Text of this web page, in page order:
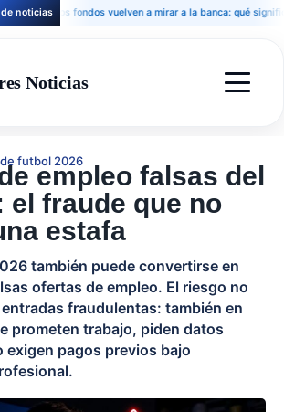
noticias
Los fondos vuelven a mirar a la banca: qué significa
Noticias
futbol 2026
empleo falsas del
el fraude que no
estafa
también puede convertirse en
ofertas de empleo. El riesgo no
fraudulentas: también en
prometen trabajo, piden datos
exigen pagos previos bajo